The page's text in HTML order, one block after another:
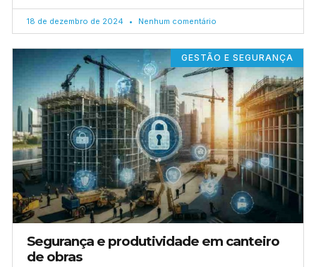
18 de dezembro de 2024 Nenhum comentário
GESTÃO E SEGURANÇA
Segurança e produtividade em canteiro
de obras